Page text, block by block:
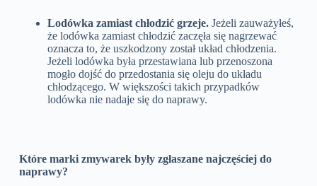
Lodówka zamiast chłodzić grzeje.Jeżeli zauważyłeś,
że lodówka zamiast chłodzić zaczęła się nagrzewać
oznacza to, że uszkodzony został układ chłodzenia.
Jeżeli lodówka była przestawiana lub przenoszona
mogło dojść do przedostania się oleju do układu
chłodzącego. W większości takich przypadków
lodówka nie nadaje się do naprawy.
Które marki zmywarek były zgłaszane najczęściej do
naprawy?